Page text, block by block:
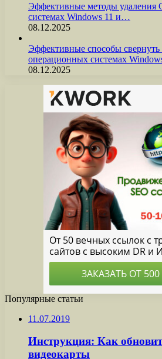
Эффективные методы удаления
системах Windows 11 и…
08.12.2025
Эффективные способы свернуть
операционных системах
08.12.2025
Популярные статьи
11.07.2019
Инструкция: Как
видеокарты